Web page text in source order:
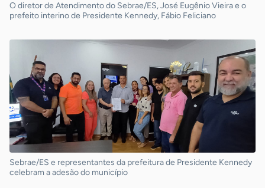
O diretor de Atendimento do Sebrae/ES, José Eugênio Vieira e o
prefeito interino de Presidente Kennedy, Fábio Feliciano
Sebrae/ES e representantes da prefeitura de Presidente Kennedy
celebram a adesão do município